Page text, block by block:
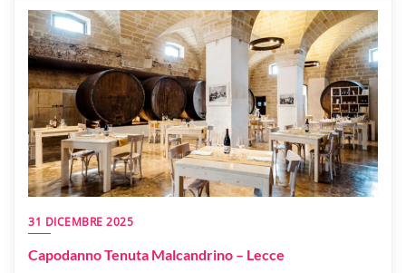
31 DICEMBRE 2025
Capodanno Tenuta Malcandrino – Lecce